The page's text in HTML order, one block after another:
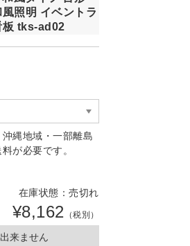
照明 イベントラ
板 tks-ad02
縄地域・一部離島
が必要です。
在庫状態：売切れ
¥8,162 （税別）
来ません